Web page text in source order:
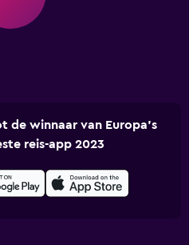
de winnaar van Europa's
reis-app 2023